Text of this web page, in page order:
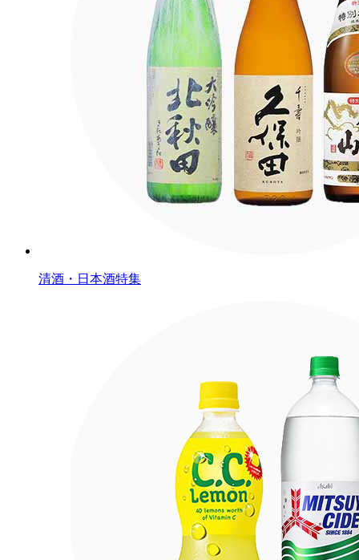
清酒・日本酒特集